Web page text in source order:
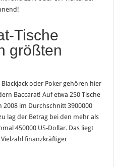
Tische
größten
oder Poker gehören hier
Baccarat! Auf etwa 250 Tische
im Durchschnitt 3900000
lag der Betrag bei den mehr als
450000 US-Dollar. Das liegt
finanzkräftiger